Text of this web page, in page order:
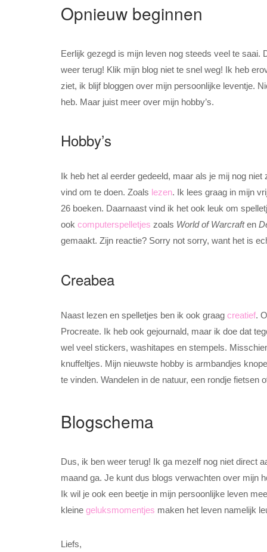
Opnieuw beginnen
Eerlijk gezegd is mijn leven nog steeds veel te saai.
weer terug! Klik mijn blog niet te snel weg! Ik heb
ziet, ik blijf bloggen over mijn persoonlijke leventje.
heb. Maar juist meer over mijn hobby’s.
Hobby’s
Ik heb het al eerder gedeeld, maar als je mij nog
vind om te doen. Zoals lezen. Ik lees graag in mijn
26 boeken. Daarnaast vind ik het ook leuk om
ook computerspelletjes zoals World of Warcraften
gemaakt. Zijn reactie? Sorry not sorry, want het is
Creabea
Naast lezen en spelletjes ben ik ook graag creatief.
Procreate. Ik heb ook gejournald, maar ik doe dat
wel veel stickers, washitapes en stempels.
knuffeltjes. Mijn nieuwste hobby is armbandjes
te vinden. Wandelen in de natuur, een rondje fietsen
Blogschema
Dus, ik ben weer terug! Ik ga mezelf nog niet direct
maand ga. Je kunt dus blogs verwachten over mijn
Ik wil je ook een beetje in mijn persoonlijke leven
kleine geluksmomentjes maken het leven namelijk
Liefs,